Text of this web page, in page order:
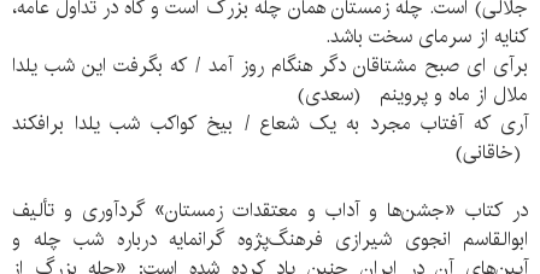
جلالی) است. چله زمستان همان چله بزرگ است و گاه در تداول عامه،
کنایه از سرمای سخت باشد.
برآی ای صبح مشتاقان دگر هنگام روز آمد / که بگرفت این شب یلدا
ملال از ماه و پروینم (سعدی)
آری که آفتاب مجرد به یک شعاع / بیخ کواکب شب یلدا برافکند
(خاقانی)
در کتاب «جشن‌ها و آداب و معتقدات زمستان» گردآوری و تألیف
ابوالقاسم انجوی شیرازی فرهنگ‌پژوه گرانمایه درباره شب چله و